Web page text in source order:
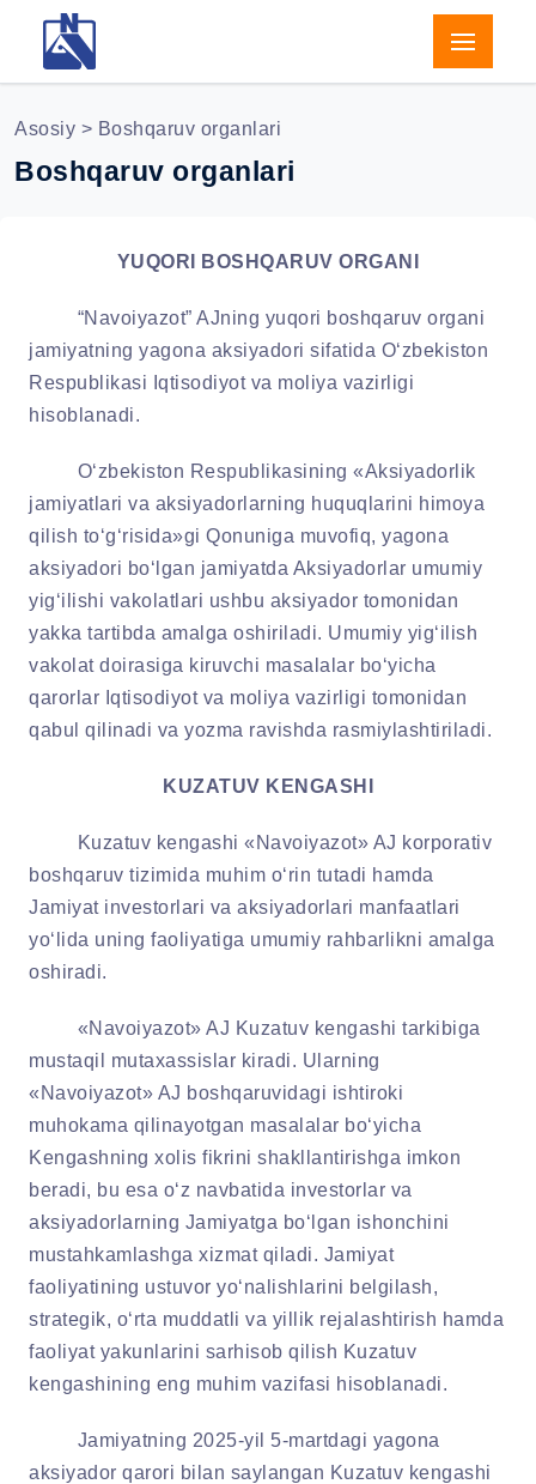
Asosiy > Boshqaruv organlari
Boshqaruv organlari
YUQORI BOS HQARUV ORGANI
“Navoiyazot” AJning yuqori boshqaruv organi
jamiyatning yagona aksiyadori sifatida O‘zbekiston
Respublikasi Iqtisodiyot va moliya vazirligi
hisoblanadi.
O‘zbekiston Respublikasining «Aksiyadorlik
jamiyatlari va aksiyadorlarning huquqlarini himoya
qilish to‘g‘risida»gi Qonuniga muvofiq, yagona
aksiyadori bo‘lgan jamiyatda Aksiyadorlar umumiy
yig‘ilishi vakolatlari ushbu aksiyador tomonidan
yakka tartibda amalga oshiriladi. Umumiy yig‘ilish
vakolat doirasiga kiruvchi masalalar bo‘yicha
qarorlar Iqtisodiyot va moliya vazirligi tomonidan
qabul qilinadi va yozma ravishda rasmiylashtiriladi.
KUZATUV KENGAS H
Kuzatuv kengashi «Navoiyazot» AJ korporativ
boshqaruv tizimida muhim o‘rin tutadi hamda
Jamiyat investorlari va aksiyadorlari manfaatlari
yo‘lida uning faoliyatiga umumiy rahbarlikni amalga
oshiradi.
«Navoiyazot» AJ Kuzatuv kengashi tarkibiga
mustaqil mutaxassislar kiradi. Ularning
«Navoiyazot» AJ boshqaruvidagi ishtiroki
muhokama qilinayotgan masalalar bo‘yicha
Kengashning xolis fikrini shakllantirishga imkon
beradi, bu esa o‘z navbatida investorlar va
aksiyadorlarning Jamiyatga bo‘lgan ishonchini
mustahkamlashga xizmat qiladi. Jamiyat
faoliyatining ustuvor yo‘nalishlarini belgilash,
strategik, o‘rta muddatli va yillik rejalashtirish hamda
faoliyat yakunlarini sarhisob qilish Kuzatuv
kengashining eng muhim vazifasi hisoblanadi.
Jamiyatning 2025-yil 5-martdagi yagona
aksiyador qarori bilan saylangan Kuzatuv kengashi